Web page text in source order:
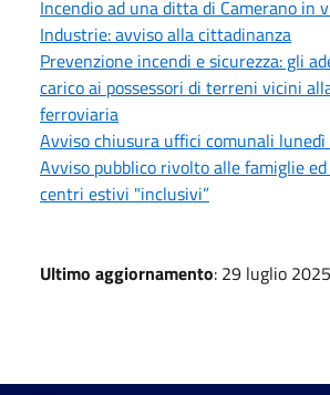
Incendio ad una ditta di Camerano in
Industrie: avviso alla cittadinanza
Prevenzione incendi e sicurezza: gli
carico ai possessori di terreni vicini
ferroviaria
Avviso chiusura uffici comunali
Avviso pubblico rivolto alle famiglie
centri estivi "inclusivi”
Ultimo aggiornamento: 29 luglio